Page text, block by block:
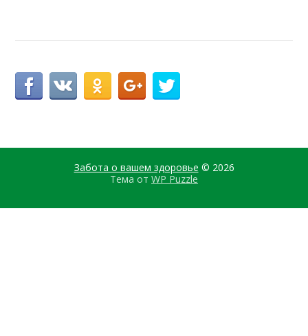
Забота о вашем здоровье © 2026
Тема от WP Puzzle